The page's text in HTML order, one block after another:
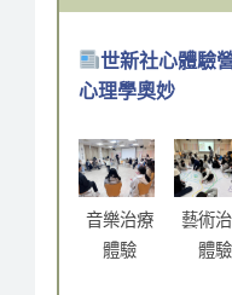
世新社心體驗
心理學奧妙
音樂治療
體驗
藝術
體驗